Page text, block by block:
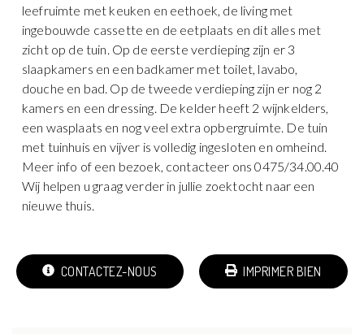
leefruimte met keuken en eethoek, de living met
ingebouwde cassette en de eetplaats en dit alles met
zicht op de tuin. Op de eerste verdieping zijn er 3
slaapkamers en een badkamer met toilet, lavabo,
douche en bad. Op de tweede verdieping zijn er nog 2
kamers en een dressing. De kelder heeft 2 wijnkelders,
een wasplaats en nog veel extra opbergruimte. De tuin
met tuinhuis en vijver is volledig ingesloten en omheind.
Meer info of een bezoek, contacteer ons 0475/34.00.40
Wij helpen u graag verder in jullie zoektocht naar een
nieuwe thuis.
CONTACTEZ-NOUS IMPRIMER BIEN